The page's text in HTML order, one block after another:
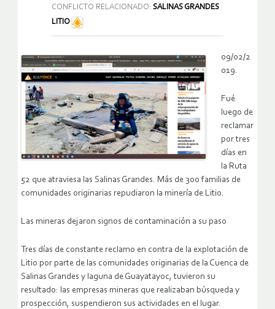
CONFLICTO RELACIONADO: SALINAS GRANDES
LITIO
09/02/2
019.
Fué
luego de
reclamar
por tres
días en
la Ruta
52 que atraviesa las Salinas Grandes. Más de 300 familias de
comunidades originarias repudiaron la minería de Litio.
Las mineras dejaron signos de contaminación a su paso
Tres días de constante reclamo en contra de la explotación de
Litio por parte de las comunidades originarias de la Cuenca de
Salinas Grandes y laguna de Guayatayoc, tuvieron su
resultado: las empresas mineras que realizaban búsqueda y
prospección, suspendieron sus actividades en el lugar.